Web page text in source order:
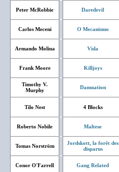
Peter McRobbie Daredevil
Carlos Meceni O Mecanismo
Armando Molina Vida
Frank Moore Killjoys
Timothy V.
Murphy
Damnation
Tilo Nest 4 Blocks
Roberto Nobile Maltese
Tomas Norström
Jordskott, la forêt des
disparus
Conor O'Farrell Gang Related